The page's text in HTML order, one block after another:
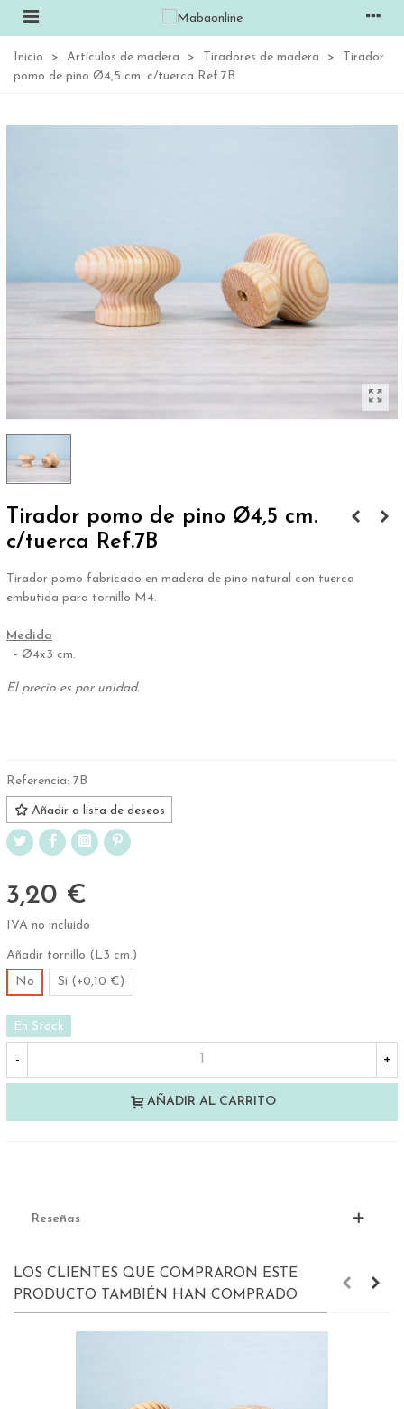
Inicio > Artículos de madera > Tiradores de madera >
Tirador
pomo de pino Ø4,5 cm. c/tuerca Ref.7B
Tirador pomo de pino Ø4,5 cm.
c/tuerca Ref.7B
Tirador pomo fabricado en madera de pino natural con tuerca
embutida para tornillo M4.
Medida
- Ø4x3 cm.
El precio es por unidad.
Referencia: 7B
Añadir a lista de deseos
3,20 €
IVA no incluído
Añadir tornillo (L3 cm.)
No
Sí (+0,10 €)
En Stock
- +
AÑADIR AL CARRITO
Reseñas
LOS CLIENTES QUE COMPRARON ESTE
PRODUCTO TAMBIÉN HAN COMPRADO